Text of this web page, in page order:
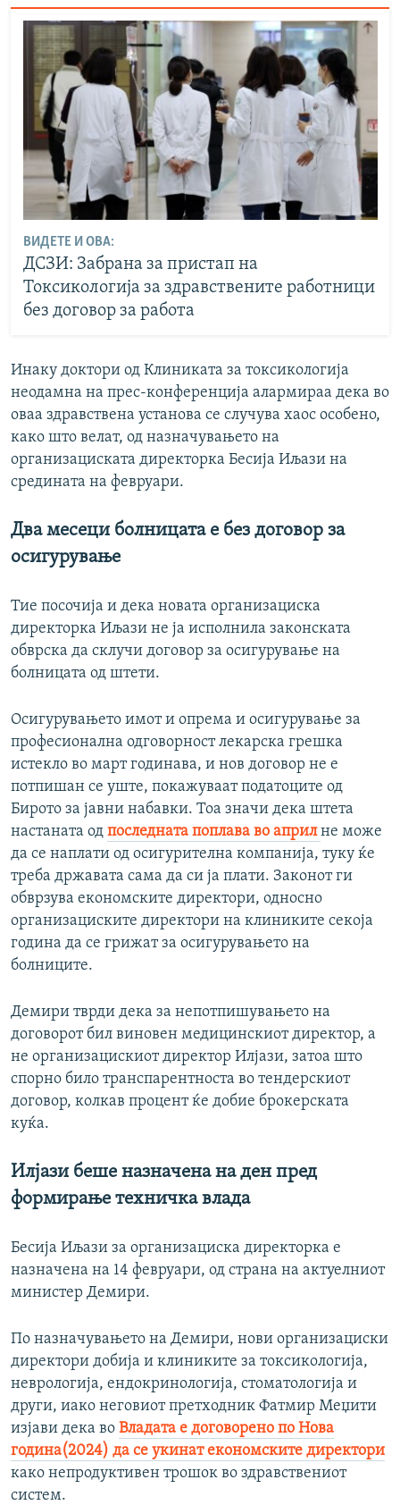
ВИДЕТЕ И ОВА:
ДСЗИ: Забрана за пристап на
Токсикологија за здравствените работници
без договор за работа
Инаку доктори од Клиниката за токсикологија
неодамна на прес-конференција алармираа дека во
оваа здравствена установа се случува хаос особено,
како што велат, од назначувањето на
организациската директорка Бесија Иљази на
средината на февруари.
Два месеци болницата е без договор за
осигурување
Тие посочија и дека новата организациска
директорка Иљази не ја исполнила законската
обврска да склучи договор за осигурување на
болницата од штети.
Осигурувањето имот и опрема и осигурување за
професионална одговорност лекарска грешка
истекло во март годинава, и нов договор не е
потпишан се уште, покажуваат податоците од
Бирото за јавни набавки. Тоа значи дека штета
настаната од последната поплава во април не може
да се наплати од осигурителна компанија, туку ќе
треба државата сама да си ја плати. Законот ги
обврзува економските директори, односно
организациските директори на клиниките секоја
година да се грижат за осигурувањето на
болниците.
Демири тврди дека за непотпишувањето на
договорот бил виновен медицинскиот директор, а
не организацискиот директор Илјази, затоа што
спорно било транспарентноста во тендерскиот
договор, колкав процент ќе добие брокерската
куќа.
Илјази беше назначена на ден пред
формирање техничка влада
Бесија Иљази за организациска директорка е
назначена на 14 февруари, од страна на актуелниот
министер Демири.
По назначувањето на Демири, нови организациски
директори добија и клиниките за токсикологија,
неврологија, ендокринологија, стоматологија и
други, иако неговиот претходник Фатмир Меџити
изјави дека во Владата е договорено по Нова
година(2024) да се укинат економските директори
како непродуктивен трошок во здравствениот
систем.